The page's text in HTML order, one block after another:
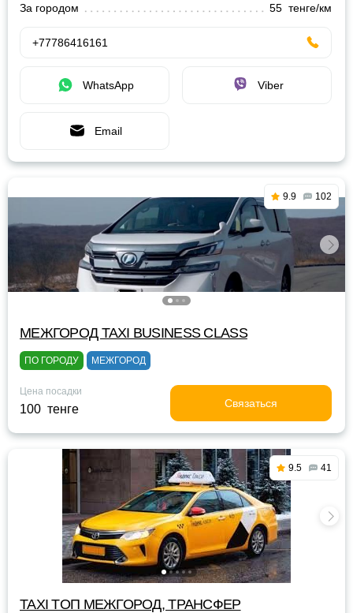
За городом
55 тенге/км
+77786416161
WhatsApp Viber
Email
9.9 102
МЕЖГОРОД TAXI BUSINESS CLASS
ПО ГОРОДУ МЕЖГОРОД
Цена посадки
100 тенге Связаться
9.5 41
TAXI TOП МЕЖГОРОД, ТРАНСФЕР